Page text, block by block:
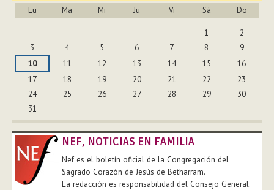
Lu Ma Mi Ju Vi Sá Do
1
2
3
4 5 6 7 8
9
10
11 12 13 14 15
16
17
18 19 20 21 22
23
24
25 26 27 28 29
30
31
NEF, NOTICIAS EN FAMILIA
Nef es el boletín oficial de la Congregación del
Sagrado Corazón de Jesús de Betharram.
La redacción es responsabilidad del Consejo General.